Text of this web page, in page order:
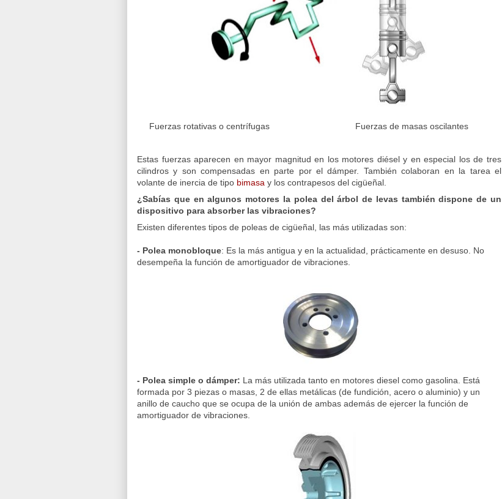
Fuerzas rotativas o centrífugas Fuerzas de masas oscilantes
Estas fuerzas aparecen en mayor magnitud en los motores diésel y en especial los de tres
cilindros y son compensadas en parte por el dámper. También colaboran en la tarea el
volante de inercia de tipo bimasa y los contrapesos del cigüeñal.
¿Sabías que en algunos motores la polea del árbol de levas también dispone de un
dispositivo para absorber las vibraciones?
Existen diferentes tipos de poleas de cigüeñal, las más utilizadas son:
- Polea monobloque: Es la más antigua y en la actualidad, prácticamente en desuso. No
desempeña la función de amortiguador de vibraciones.
- Polea simple o dámper: La más utilizada tanto en motores diesel como gasolina. Está
formada por 3 piezas o masas, 2 de ellas metálicas (de fundición, acero o aluminio) y un
anillo de caucho que se ocupa de la unión de ambas además de ejercer la función de
amortiguador de vibraciones.